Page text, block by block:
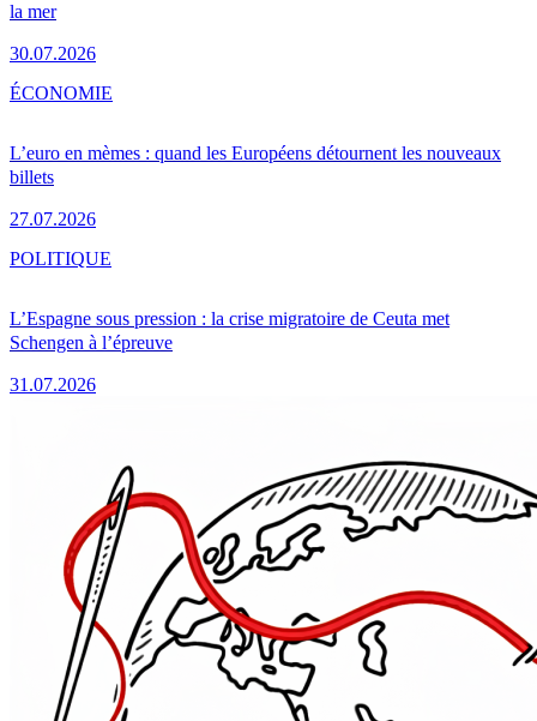
la mer
30.07.2026
L’euro en mèmes : quand les Européens détournent les nouveaux
billets
27.07.2026
ÉCONOMIE
L’Espagne sous pression : la crise migratoire de Ceuta met
Schengen à l’épreuve
31.07.2026
POLITIQUE